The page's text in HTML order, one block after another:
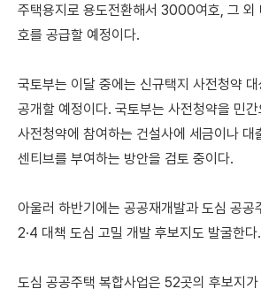
주택용지로 용도전환해서 3000여호, 그 외
호를 공급할 예정이다.
국토부는 이달 중에는 신규택지 사전청약
공개할 예정이다. 국토부는 사전청약을 민
사전청약에 참여하는 건설사에 세금이나 대
센티브를 부여하는 방안을 검토 중이다.
아울러 하반기에는 공공재개발과 도심 공공
2·4 대책 도심 고밀 개발 후보지도 발굴한다.
도심 공공주택 복합사업은 52곳의 후보지